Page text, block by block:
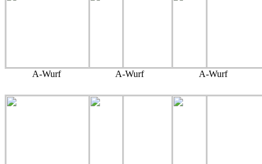
A-Wurf A-Wurf A-Wurf